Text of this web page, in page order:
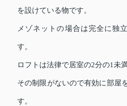
を設けている物です。
メゾネットの場合は完全に独
す。
ロフトは法律で居室の2分の1未
その制限がないので有効に部屋
す。